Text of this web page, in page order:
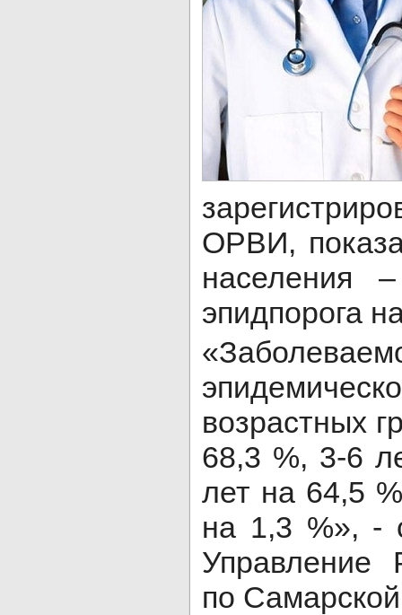
ОРВИ,
населения
эпидпорога
возрастных
68,3 %, 3-6
лет на 64,5
на 1,3 %», -
Управление
по